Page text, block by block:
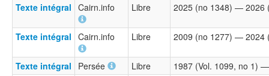
Texte intégral Cairn.info Libre 2025 (no 1348) — 2026
Texte intégral Cairn.info Libre 2009 (no 1277) — 2024
Texte intégral Persée Libre
1987 (Vol. 1099, no 1)